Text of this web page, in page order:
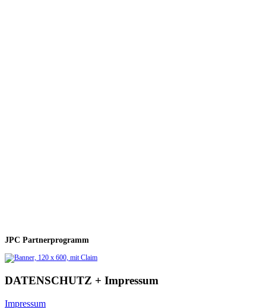
JPC Partnerprogramm
DATENSCHUTZ + Impressum
Impressum